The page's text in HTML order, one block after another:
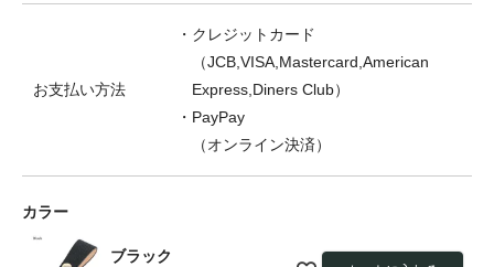
お支払い方法
・クレジットカード
（JCB,VISA,Mastercard,American
Express,Diners Club）
・PayPay
（オンライン決済）
カラー
ブラック